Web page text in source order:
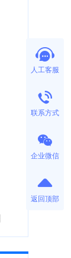
人工客服
联系方式
企业微信
返回顶部